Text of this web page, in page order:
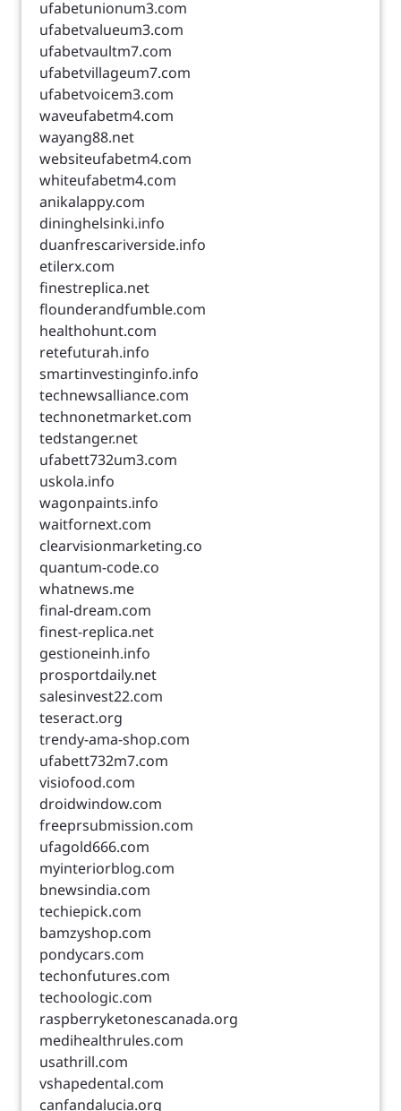
ufabetunionum3.com
ufabetvalueum3.com
ufabetvaultm7.com
ufabetvillageum7.com
ufabetvoicem3.com
waveufabetm4.com
wayang88.net
websiteufabetm4.com
whiteufabetm4.com
anikalappy.com
dininghelsinki.info
duanfrescariverside.info
etilerx.com
finestreplica.net
flounderandfumble.com
healthohunt.com
retefuturah.info
smartinvestinginfo.info
technewsalliance.com
technonetmarket.com
tedstanger.net
ufabett732um3.com
uskola.info
wagonpaints.info
waitfornext.com
clearvisionmarketing.co
quantum-code.co
whatnews.me
final-dream.com
finest-replica.net
gestioneinh.info
prosportdaily.net
salesinvest22.com
teseract.org
trendy-ama-shop.com
ufabett732m7.com
visiofood.com
droidwindow.com
freeprsubmission.com
ufagold666.com
myinteriorblog.com
bnewsindia.com
techiepick.com
bamzyshop.com
pondycars.com
techonfutures.com
techoologic.com
raspberryketonescanada.org
medihealthrules.com
usathrill.com
vshapedental.com
canfandalucia.org